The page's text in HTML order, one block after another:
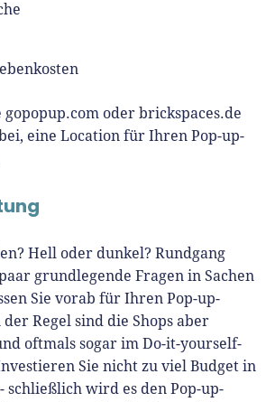
oder brickspaces.de
eine Location für Ihren Pop-up-
Hell oder dunkel? Rundgang
grundlegende Fragen in Sachen
Sie vorab für Ihren Pop-up-
Regel sind die Shops aber
oftmals sogar im Do-it-yourself-
Sie nicht zu viel Budget in
schließlich wird es den Pop-up-